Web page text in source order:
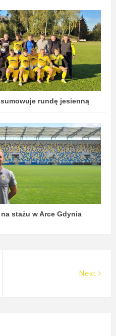
rundę jesienną
stażu w Arce Gdynia
Next